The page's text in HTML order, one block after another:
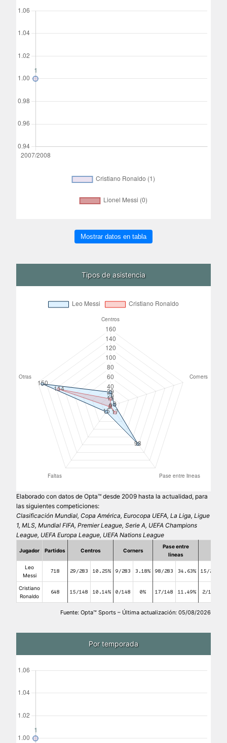
Mostrar datos en tabla
Tipos de asistencia
Elaborado con datos de Opta™ desde 2009 hasta la actualidad, para
las siguientes competiciones:
Clasificación Mundial, Copa América, Eurocopa UEFA, La Liga, Ligue
1, MLS, Mundial FIFA, Premier League, Serie A, UEFA Champions
League, UEFA Europa League, UEFA Nations League
Jugador Partidos Centros Corners
Pase entre
lineas
Leo
Messi
718 29/283 10.25% 9/283 3.18% 98/283 34.63% 15/283
Cristiano
Ronaldo
648 15/148 10.14% 0/148 0% 17/148 11.49% 2/148
Fuente: Opta™ Sports – Última actualización: 05/08/2026
Por temporada